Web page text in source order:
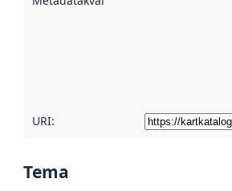
URI:
Tema